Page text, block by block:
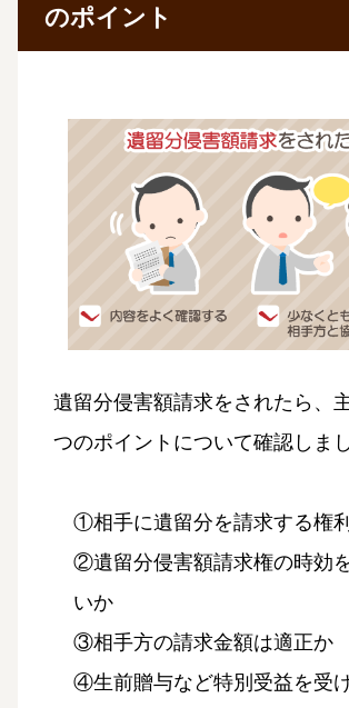
のポイント
遺留分侵害額請求をされたら、
つのポイントについて確認しまし
①相手に遺留分を請求する権
②遺留分侵害額請求権の時効
いか
③相手方の請求金額は適正か
④生前贈与など特別受益を受